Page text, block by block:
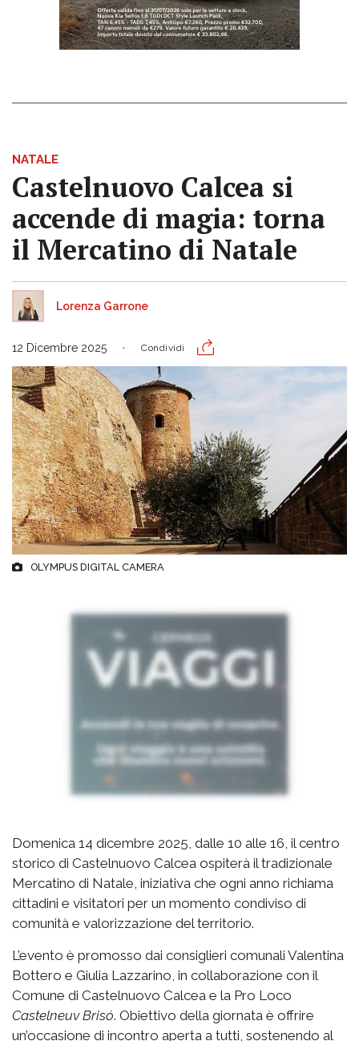
NATALE
Castelnuovo Calcea si
accende di magia: torna
il Mercatino di Natale
Lorenza Garrone
12 Dicembre 2025 Condividi
OLYMPUS DIGITAL CAMERA
Domenica 14 dicembre 2025, dalle 10 alle 16, il centro
storico di Castelnuovo Calcea ospiterà il tradizionale
Mercatino di Natale, iniziativa che ogni anno richiama
cittadini e visitatori per un momento condiviso di
comunità e valorizzazione del territorio.
L’evento è promosso dai consiglieri comunali Valentina
Bottero e Giulia Lazzarino, in collaborazione con il
Comune di Castelnuovo Calcea e la Pro Loco
Castelneuv Brisó. Obiettivo della giornata è offrire
un’occasione di incontro aperta a tutti, sostenendo al